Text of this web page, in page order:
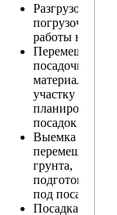
Разгрузо-
погрузочные
работы на
Перемещение
посадочного
материала по
участку и
планирование
посадок
Выемка и
перемещение
грунта,
подготовка
под посадку
Посадка